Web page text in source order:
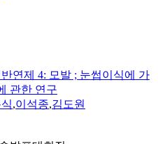
연제 4: 모발 ; 눈썹이식에 가
관한 연구
,이석종,김도원